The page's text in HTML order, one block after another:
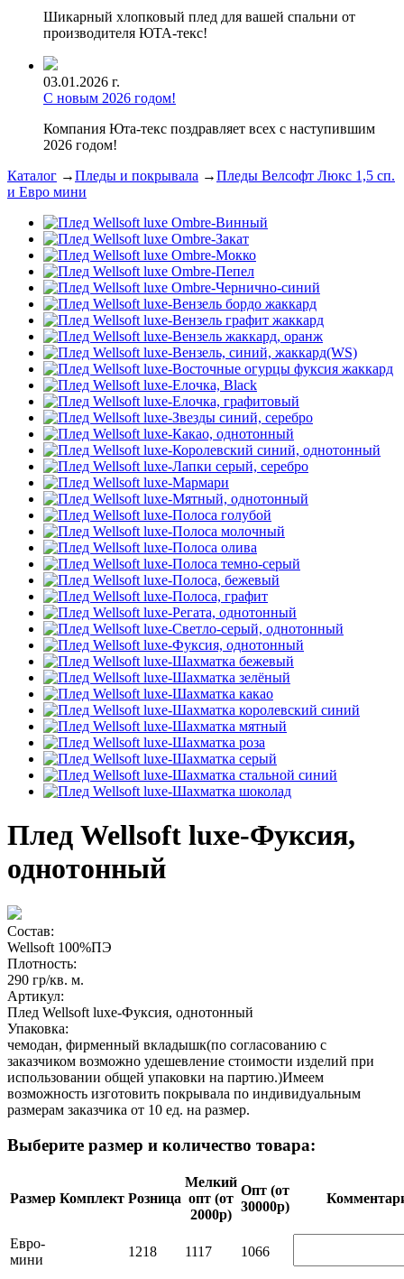
Шикарный хлопковый плед для вашей спальни от
производителя ЮТА-текс!
03.01.2026 г.
С новым 2026 годом!
Компания Юта-текс поздравляет всех с наступившим
2026 годом!
Каталог →Пледы и покрывала →Пледы Велсофт Люкс 1,5 сп.
и Евро мини
Плед Wellsoft luxe-Фуксия,
однотонный
Состав:
Wellsoft 100%ПЭ
Плотность:
290 гр/кв. м.
Артикул:
Плед Wellsoft luxe-Фуксия, однотонный
Упаковка:
чемодан, фирменный вкладышк(по согласованию с
заказчиком возможно удешевление стоимости изделий при
использовании общей упаковки на партию.)Имеем
возможность изготовить покрывала по индивидуальным
размерам заказчика от 10 ед. на размер.
Выберите размер и количество товара:
Размер Комплект Розница
Мелкий
опт (от
2000р)
Опт (от
30000р)
Евро-
мини
1218 1117 1066